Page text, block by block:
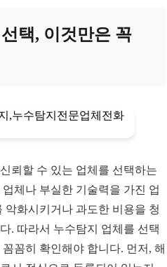
택, 이것만은 꼭
뢰할 수 있는 업체를 선택하는
체나 부실한 기술력을 가진 업
악화시키거나 과도한 비용을 청
. 따라서 누수탐지 업체를 선택
꼼히 확인해야 합니다. 먼저, 해